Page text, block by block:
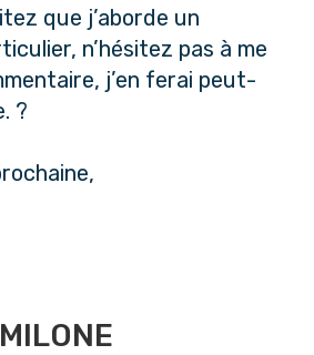
que j’aborde un
n’hésitez pas à me
j’en ferai peut-
?